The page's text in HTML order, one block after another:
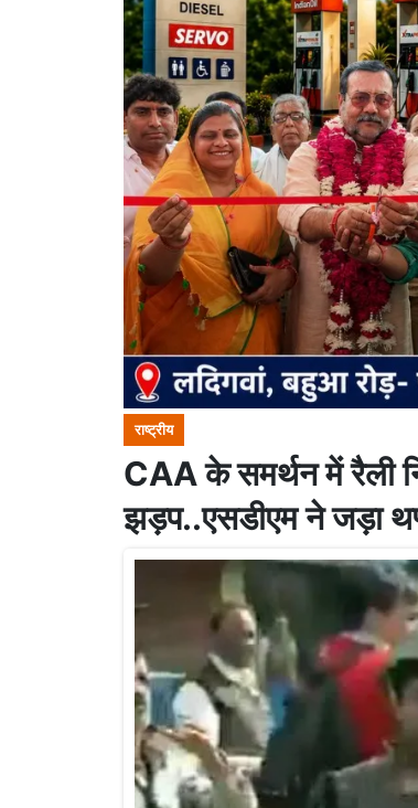
राष्ट्रीय
CAA के समर्थन में रैली
झड़प..एसडीएम ने जड़ा